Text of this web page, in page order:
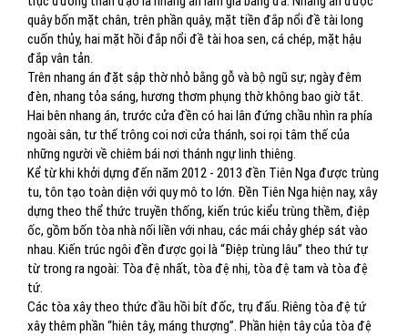
quây bốn mặt chân, trên phần quây, mặt tiền đắp nổi đề tài long
cuốn thủy, hai mặt hồi đắp nổi đề tài hoa sen, cá chép, mặt hậu
đắp vân tản.
Trên nhang án đặt sập thờ nhỏ bằng gỗ và bộ ngũ sự; ngày đêm
đèn, nhang tỏa sáng, hương thơm phụng thờ không bao giờ tắt.
Hai bên nhang án, trước cửa đền có hai lân đứng chầu nhìn ra phía
ngoài sân, tư thế trông coi nơi cửa thánh, soi rọi tâm thế của
những người về chiêm bái nơi thánh ngự linh thiêng.
Kể từ khi khởi dựng đến năm 2012 - 2013 đền Tiên Nga được trùng
tu, tôn tạo toàn diện với quy mô to lớn. Đền Tiên Nga hiện nay, xây
dựng theo thể thức truyền thống, kiến trúc kiểu trùng thềm, điệp
ốc, gồm bốn tòa nhà nối liền với nhau, các mái chảy ghép sát vào
nhau. Kiến trúc ngôi đền được gọi là “Điệp trùng lâu” theo thứ tự
từ trong ra ngoài: Tòa đệ nhất, tòa đệ nhị, tòa đệ tam và tòa đệ
tứ.
Các tòa xây theo thức đầu hồi bít đốc, trụ đấu. Riêng tòa đệ tứ
xây thêm phần “hiên tây, máng thượng”. Phần hiện tây của tòa đệ